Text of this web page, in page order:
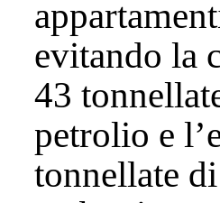
evitando la
43
petrolio e
tonnellate